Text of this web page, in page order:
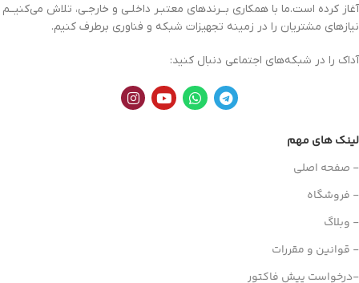
آغاز کرده است.ما با همکاری بــرندهای معتبـر داخلـی و خارجـی، تلاش می‌کنیــم
نیازهای مشتریان را در زمینه تجهیزات شبکه و فناوری برطرف کنیم.
آداک را در شبکه‌های اجتماعی دنبال کنید:
لینک های مهم
- صفحه اصلی
- فروشگاه
- وبلاگ
- قوانین و مقررات
-درخواست پیش فاکتور